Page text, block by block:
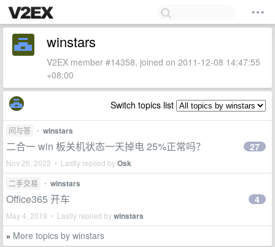
winstars
V2EX member #14358, joined on 2011-12-08 14:47:55
+08:00
Switch topics list
问与答 • winstars
二合一 win 板关机状态一天掉电 25%正常吗？
Nov 26, 2022 • Lastly replied byOsk
27
二手交易 • winstars
Office365 开车
May 4, 2019 • Lastly replied bywinstars
4
» More topics by winstars